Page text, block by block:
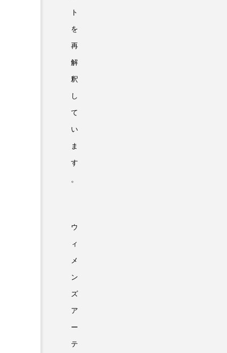
ト
を
再
解
釈
し
て
い
ま
す
。
ウ
ィ
メ
ン
ズ
ア
ー
テ